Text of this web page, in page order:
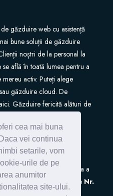
cea mai buna
vei continua
setarile, vom
urile de pe
anumitor
site-ului.
găzduire web cu asistență
bune soluții de găzduire
noștri de la personal la
află în toată lumea pentru a
activ. Puteți alege
găzduire cloud. De
Găzduire fericită alături de
in Registrul de Evidenta a
Personal (ANSPDCP) sub Nr.